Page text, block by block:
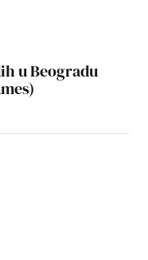
u Beogradu